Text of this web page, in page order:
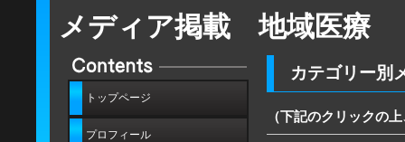
メディア掲載 地域医療
カテゴリー別
（下記のクリックの
トップページ
プロフィール